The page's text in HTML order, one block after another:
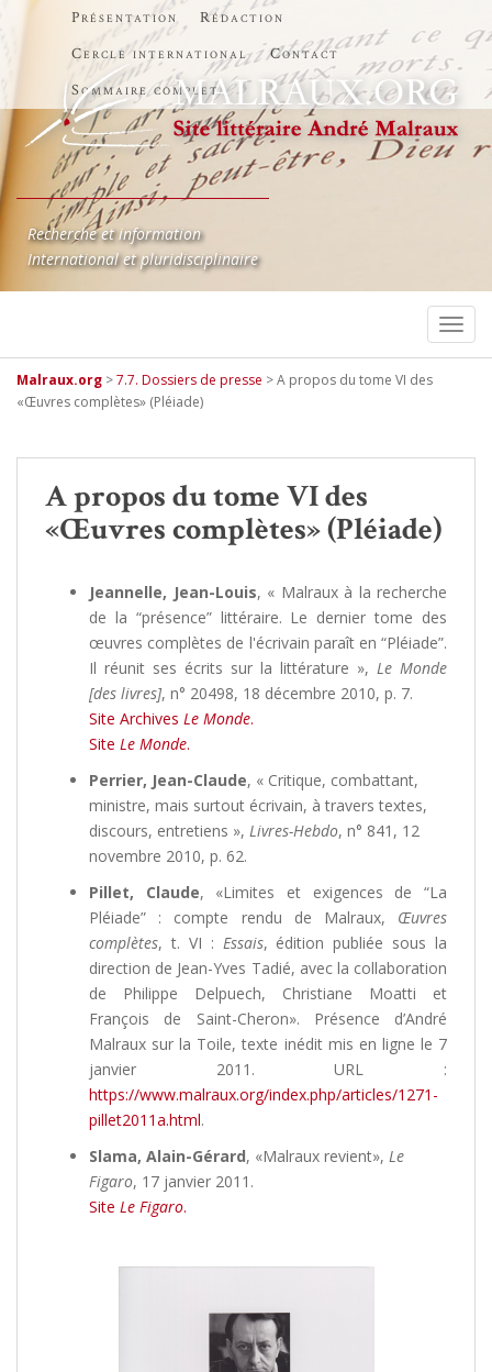
Présentation
Rédaction
Cercle international
Contact
Sommaire complet
Recherche et information
International et pluridisciplinaire
Malraux.org >7.7. Dossiers de presse >A propos du tome VI des
«Œuvres complètes» (Pléiade)
A propos du tome VI des
«Œuvres complètes» (Pléiade)
Jeannelle, Jean-Louis, « Malraux à la recherche
de la “présence” littéraire. Le dernier tome des
œuvres complètes de l'écrivain paraît en “Pléiade”.
Il réunit ses écrits sur la littérature », Le Monde
[des livres], n° 20498, 18 décembre 2010, p. 7.
Site Archives Le Monde.
Site Le Monde.
Perrier, Jean-Claude, « Critique, combattant,
ministre, mais surtout écrivain, à travers textes,
discours, entretiens », Livres-Hebdo, n° 841, 12
novembre 2010, p. 62.
Pillet, Claude, «Limites et exigences de “La
Pléiade” : compte rendu de Malraux, Œuvres
complètes, t. VI : Essais, édition publiée sous la
direction de Jean-Yves Tadié, avec la collaboration
de Philippe Delpuech, Christiane Moatti et
François de Saint-Cheron». Présence d’André
Malraux sur la Toile, texte inédit mis en ligne le 7
janvier 2011. URL :
https://www.malraux.org/index.php/articles/1271-
pillet2011a.html.
Slama, Alain-Gérard, «Malraux revient», Le
Figaro, 17 janvier 2011.
Site Le Figaro.